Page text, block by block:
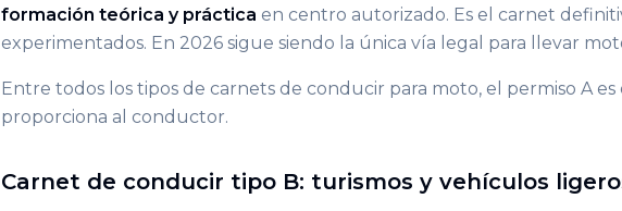
formación teórica y práctica en centro autorizado. Es el carnet
experimentados. En 2026 sigue siendo la única vía legal para llevar
Entre todos los tipos de carnets de conducir para moto, el permiso A
proporciona al conductor.
Carnet de conducir tipo B: turismos y vehículos